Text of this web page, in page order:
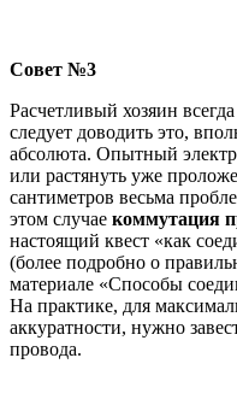
Совет №3
Расчетливый хозяин
следует доводить это,
абсолюта. Опытный
или растянуть уже
сантиметров весьма
этом случае коммутация
настоящий квест «как
(более подробно о
материале «Способы
На практике, для
аккуратности, нужно
провода.